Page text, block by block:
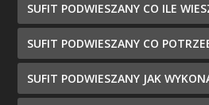
SUFIT PODWIESZANY CO ILE
SUFIT PODWIESZANY CO
SUFIT PODWIESZANY JAK